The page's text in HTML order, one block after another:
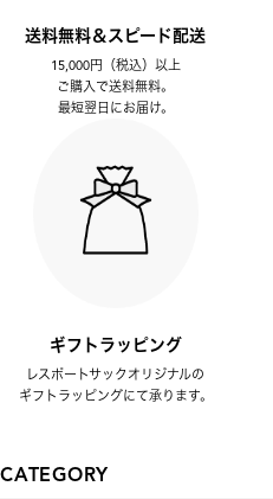
送料無料＆スピード配送
15,000円（税込）以上
ご購入で送料無料。
最短翌日にお届け。
ギフトラッピング
レスポートサックオリジナルの
ギフトラッピングにて承ります。
CATEGORY